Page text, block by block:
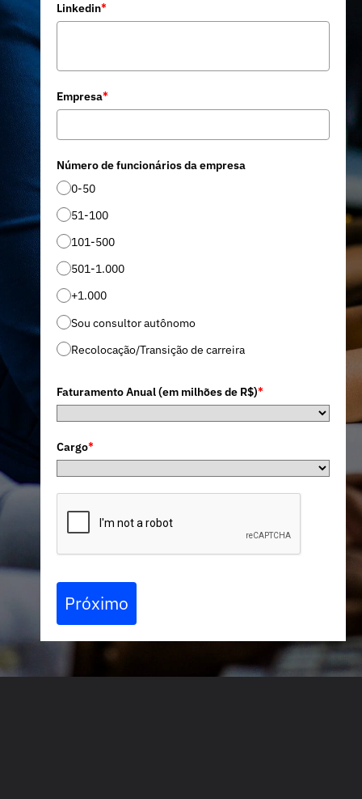
Linkedin*
Empresa*
Número de funcionários da empresa
0-50
51-100
101-500
501-1.000
+1.000
Sou consultor autônomo
Recolocação/Transição de carreira
Faturamento Anual (em milhões de R$)*
Cargo*
Próximo